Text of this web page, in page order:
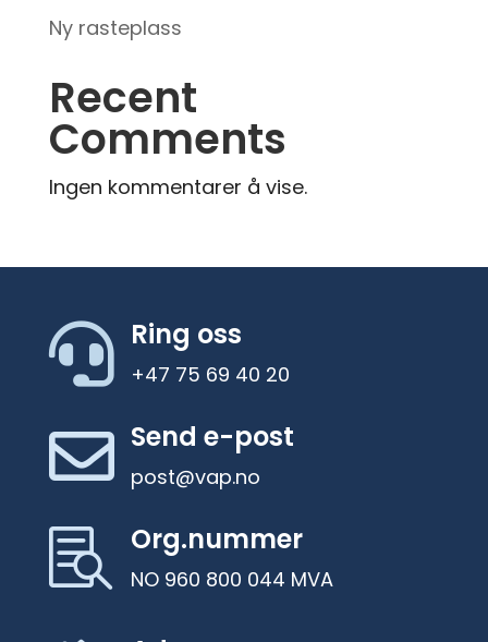
Ny rasteplass
Recent
Comments
Ingen kommentarer å vise.
 Ring oss
+47 75 69 40 20
 Send e-post
post@vap.no
 Org.nummer
NO 960 800 044 MVA